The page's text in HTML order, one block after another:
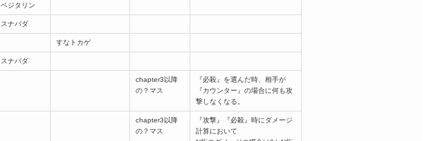
ベジタリン
スナバダ
すなトカゲ
スナバダ
chapter3以降
の？マス
『必殺』を選んだ時、相手が
『カウンター』の場合に何も攻
撃しなくなる。
chapter3以降
の？マス
『攻撃』『必殺』時にダメージ
計算において